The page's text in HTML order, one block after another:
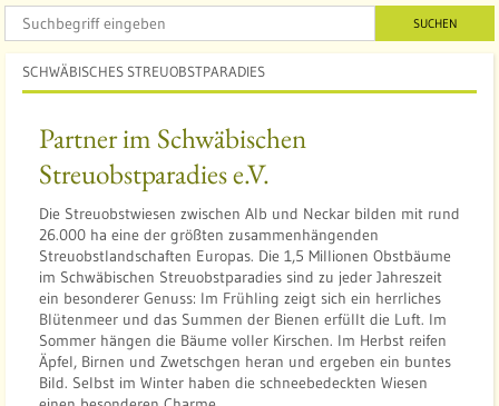
SUCHEN
SCHWÄBISCHES STREUOBSTPARADIES
Partner im Schwäbischen
Streuobstparadies e.V.
Die Streuobstwiesen zwischen Alb und Neckar bilden mit rund
26.000 ha eine der größten zusammenhängenden
Streuobstlandschaften Europas. Die 1,5 Millionen Obstbäume
im Schwäbischen Streuobstparadies sind zu jeder Jahreszeit
ein besonderer Genuss: Im Frühling zeigt sich ein herrliches
Blütenmeer und das Summen der Bienen erfüllt die Luft. Im
Sommer hängen die Bäume voller Kirschen. Im Herbst reifen
Äpfel, Birnen und Zwetschgen heran und ergeben ein buntes
Bild. Selbst im Winter haben die schneebedeckten Wiesen